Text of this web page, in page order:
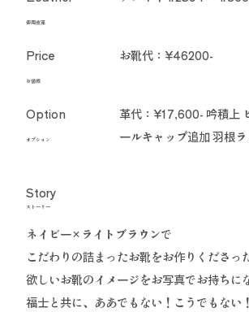
使用皮革
Price
お値段
お靴代：¥46200-
Option
オプション
革代：¥17,600- 吟積上
ールキャップ追加 羽根
Story
ストーリー
ネイビー×ライトブラウンで
こだわりの詰まったお靴をお作りくださっ
欲しいお靴のイメージをお写真でお持ちに
福士と共に、ああでもない！こうでもない